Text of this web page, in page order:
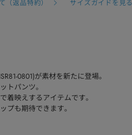
（返品特約） サイズガイドを見る
0801)が素材を新たに登場。
トパンツ。
着映えするアイテムです。
プも期待できます。